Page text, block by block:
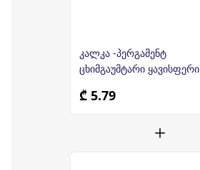
კალკა -პერგამენტ
ცხიმგაუმტარი ყავისფერი
₾ 5.79